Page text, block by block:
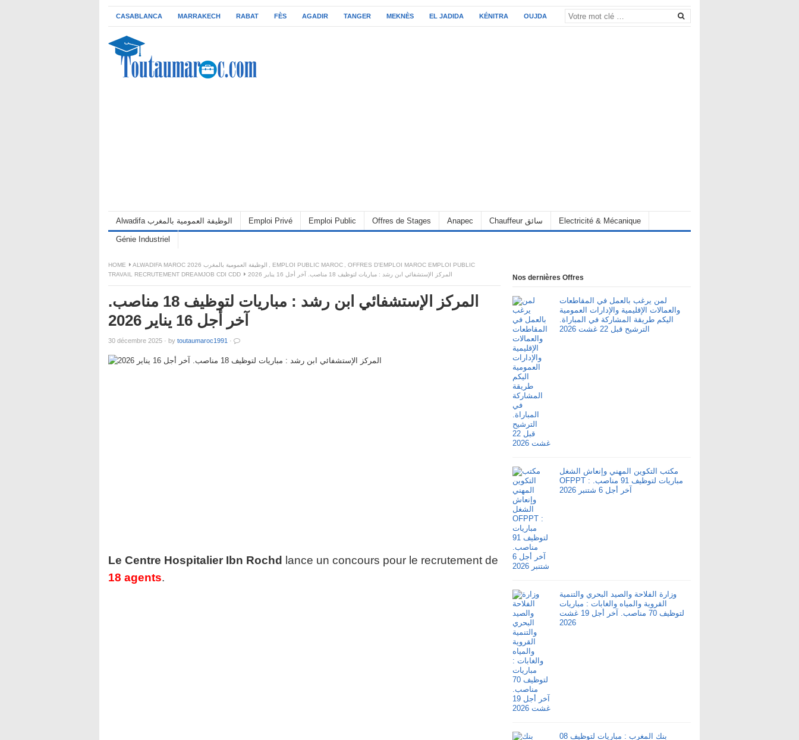
CASABLANCA MARRAKECH RABAT FÈS AGADIR TANGER MEKNÈS EL JADIDA KÉNITRA OUJDA
Alwadifa الوظيفة العمومية بالمغرب Emploi Privé Emploi Public Offres de Stages Anapec Chauffeur سائق Electricité & Mécanique
Génie Industriel
HOME ALWADIFA MAROC 2026 الوظيفة العمومية بالمغرب EMPLOI PUBLIC MAROC
OFFRES D'EMPLOI MAROC EMPLOI PUBLIC
TRAVAIL RECRUTEMENT DREAMJOB CDI CDD
المركز الإستشفائي ابن رشد : مباريات لتوظيف 18 مناصب. آخر أجل 16 يناير 2026
المركز الإستشفائي ابن رشد : مباريات لتوظيف 18 مناصب.
آخر أجل 16 يناير 2026
30 décembre 2025 · by toutaumaroc1991 ·
Le Centre Hospitalier Ibn Rochd
lance un concours pour le recrutement de
18 agents.
Nos dernières Offres
لمن يرغب بالعمل في المقاطعات
والعمالات الإقليمية والإدارات العمومية
اليكم طريقة المشاركة في المباراة.
الترشيح قبل 22 غشت 2026
مكتب التكوين المهني وإنعاش الشغل
OFPPT : مباريات لتوظيف 91 مناصب.
آخر أجل 6 شتنبر 2026
وزارة الفلاحة والصيد البحري والتنمية
القروية والمياه والغابات : مباريات
لتوظيف 70 مناصب. آخر أجل 19 غشت
2026
بنك المغرب : مباريات لتوظيف 08